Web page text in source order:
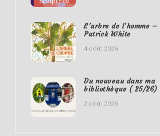
L’arbre de l’homme –
Patrick White
4 août 2026
Du nouveau dans ma
bibliothèque ( 25/26)
2 août 2026